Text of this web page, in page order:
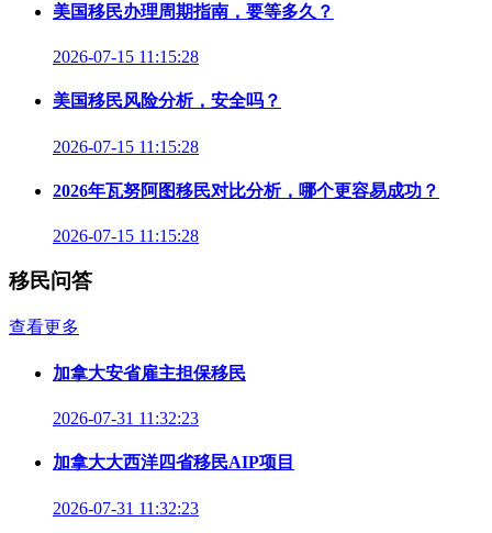
美国移民办理周期指南，要等多久？
2026-07-15 11:15:28
美国移民风险分析，安全吗？
2026-07-15 11:15:28
2026年瓦努阿图移民对比分析，哪个更容易成功？
2026-07-15 11:15:28
移民问答
查看更多
加拿大安省雇主担保移民
2026-07-31 11:32:23
加拿大大西洋四省移民AIP项目
2026-07-31 11:32:23